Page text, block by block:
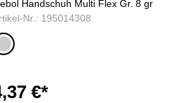
Handschuh Multi Flex Gr. 8 gr
Nr.: 195014308
€*